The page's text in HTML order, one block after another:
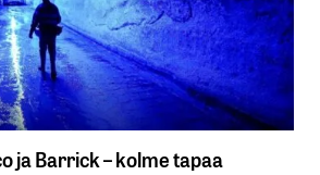
ja Barrick – kolme tapaa